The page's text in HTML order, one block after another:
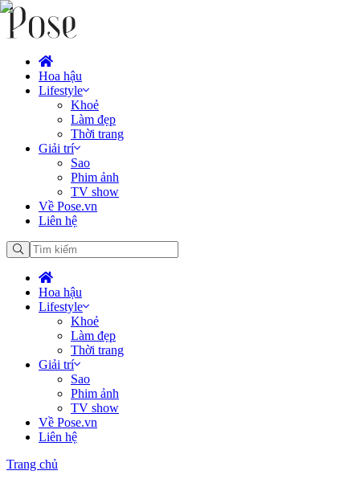
Hoa hậu
Lifestyle
Khoẻ
Làm đẹp
Thời trang
Giải trí
Sao
Phim ảnh
TV show
Về Pose.vn
Liên hệ
Hoa hậu
Lifestyle
Khoẻ
Làm đẹp
Thời trang
Giải trí
Sao
Phim ảnh
TV show
Về Pose.vn
Liên hệ
Trang chủ